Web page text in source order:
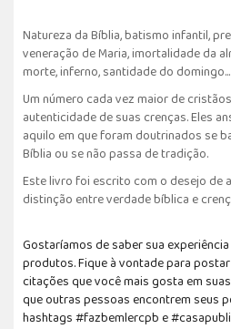
Natureza da Bíblia, batismo infantil,
veneração de Maria, imortalidade da
morte, inferno, santidade do domingo...
Um número cada vez maior de
autenticidade de suas crenças. Eles
aquilo em que foram doutrinados se
Bíblia ou se não passa de tradição.
Este livro foi escrito com o desejo de
distinção entre verdade bíblica e
Gostaríamos de saber sua
produtos. Fique à vontade para
citações que você mais gosta em
que outras pessoas encontrem seus
hashtags #fazbemlercpb e